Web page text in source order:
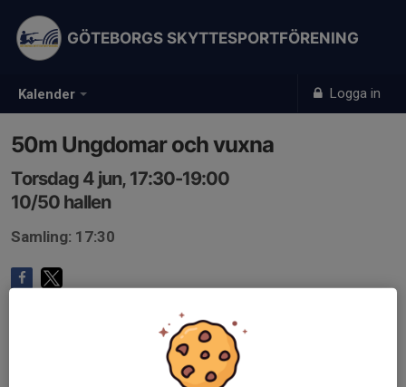
Kalender Logga in
GÖTEBORGS SKYTTESPORTFÖRENING
50m Ungdomar och vuxna
Torsdag 4 jun, 17:30-19:00
10/50 hallen
Samling: 17:30